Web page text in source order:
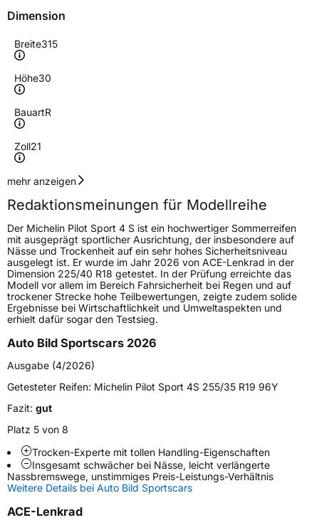
Dimension
Breite315
Höhe30
BauartR
Zoll21
Geschwindigkeitsindex
Höchstgeschwindigkeit
300 km/h
Lastindex105
Höchstlast925 kg
Gewicht (in kg) 15,495 kg
Generelle Merkmale
FahrzeugtypPKW
VerwendungSommerreifen
ModellnamePilot Sport 4
Fahrzeugart
Weitere Eigenschaften
SchlauchtypTL
ZustandNeureifen
mehr anzeigen
Redaktionsmeinungen für Modellreihe
Der Michelin Pilot Sport 4 S ist ein hochwertiger Sommerreifen
mit ausgeprägt sportlicher Ausrichtung, der insbesondere auf
Nässe und Trockenheit auf ein sehr hohes Sicherheitsniveau
ausgelegt ist. Er wurde im Jahr 2026 von ACE-Lenkrad in der
Dimension 225/40 R18 getestet. In der Prüfung erreichte das
Modell vor allem im Bereich Fahrsicherheit bei Regen und auf
trockener Strecke hohe Teilbewertungen, zeigte zudem solide
Ergebnisse bei Wirtschaftlichkeit und Umweltaspekten und
erhielt dafür sogar den Testsieg.
Auto Bild Sportscars 2026
Ausgabe (4/2026)
Getesteter Reifen: Michelin Pilot Sport 4S 255/35 R19 96Y
Fazit: gut
Platz 5 von 8
Trocken-Experte mit tollen Handling-Eigenschaften
Insgesamt schwächer bei Nässe, leicht verlängerte
Nassbremswege, unstimmiges Preis-Leistungs-Verhältnis
Weitere Details bei Auto Bild Sportscars
ACE-Lenkrad